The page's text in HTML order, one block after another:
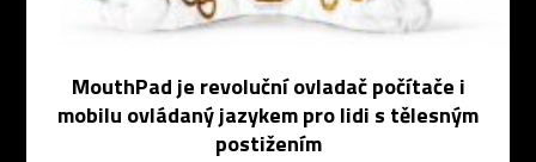
MouthPad je revoluční ovladač počítače i
mobilu ovládaný jazykem pro lidi s tělesným
postižením